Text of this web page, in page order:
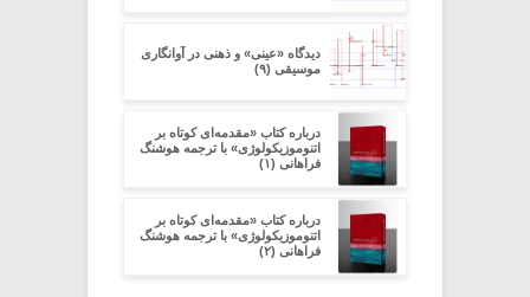
دیدگاه «عینی» و ذهنی در آوانگاری
موسیقی (۹)
درباره کتاب «مقدمه‌ای کوتاه بر
اتنوموزیکولوژی» با ترجمه هوشنگ
فراهانی (۱)
درباره کتاب «مقدمه‌ای کوتاه بر
اتنوموزیکولوژی» با ترجمه هوشنگ
فراهانی (۲)